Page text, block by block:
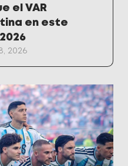
el VAR
en este
2026